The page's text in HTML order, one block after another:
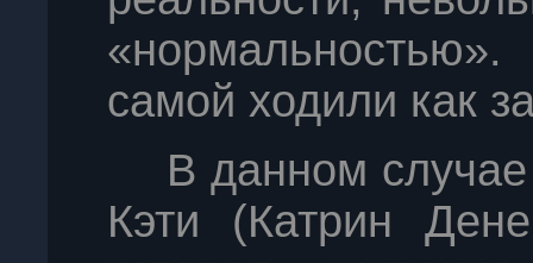
самой ходили как
В данном
Кэти (Катрин